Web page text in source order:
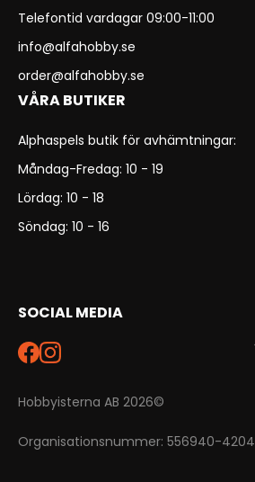
Telefontid vardagar 09:00-11:00
info@alfahobby.se
order@alfahobby.se
VÅRA BUTIKER
Alphaspels butik för avhämtningar:
Måndag-Fredag: 10 - 19
Lördag: 10 - 18
Söndag: 10 - 16
SOCIAL MEDIA
Hobbyisterna AB 2026©
Organisationsnummer: 556940-4204